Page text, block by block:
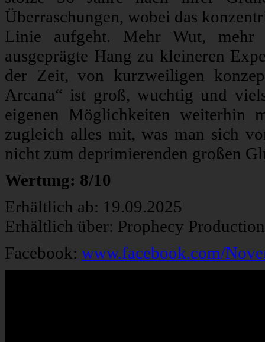
Überraschungen, wobei das
Linie aufgeht. Mehr Wut,
ausgeprägte Hang zu kleineren
der Zeit, von kurzweiligen
Arcana“ ist groß, wuchtig und
eigenen Möglichkeiten weiterhin
zugleich alles mit, was man sich
nicht zum deprimierenden großen
Wertung: 8/10
Erhältlich ab: 19.09.2025
Erhältlich über: Prophecy
Facebook: www.facebook.com/